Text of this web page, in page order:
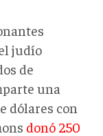
judío
de
una
dólares con
donó 250